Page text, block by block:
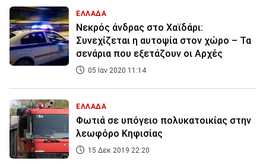
ΕΛΛΑΔΑ
Νεκρός άνδρας στο Χαϊδάρι:
Συνεχίζεται η αυτοψία στον χώρο – Τα
σενάρια που εξετάζουν οι Αρχές
05 Ιαν 2020 11:14
ΕΛΛΑΔΑ
Φωτιά σε υπόγειο πολυκατοικίας στην
λεωφόρο Κηφισίας
15 Δεκ 2019 22:20